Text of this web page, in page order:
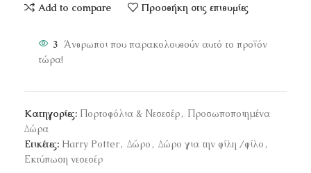
Add to compare Προσθήκη στις επιθυμίες
3 Άνθρωποι που παρακολουθούν αυτό το προϊόν
τώρα!
Κατηγορίες: Πορτοφόλια & Νεσεσέρ, Προσωποποιημένα
Δώρα
Ετικέτες: Harry Potter, Δώρο , Δώρο για την φίλη /φίλο ,
Εκτύπωση νεσεσέρ